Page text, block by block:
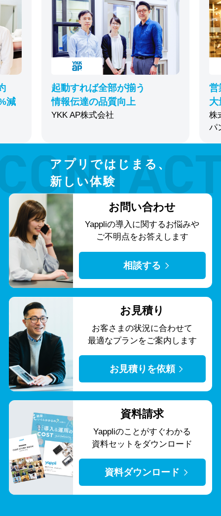
減
起動すれば全部が揃う
情報伝達の品質向上
YKK AP株式会社
営
大
株
パ
アプリではじまる、
新しい体験
お問い合わせ
Yappliの導入に関するお悩みや
ご不明点をお答えします
相談する
お見積り
お客さまの状況に合わせて
最適なプランをご案内します
お見積りを依頼
資料請求
Yappliのことがすぐわかる
資料セットをダウンロード
資料ダウンロード